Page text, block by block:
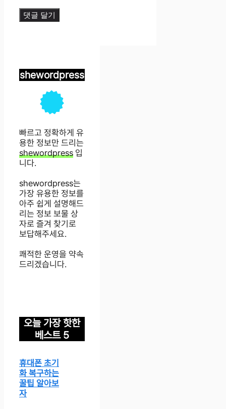
shewordpress
빠르고 정확하게 유
용한 정보만 드리는
shewordpress 입
니다.
shewordpress는
가장 유용한 정보를
아주 쉽게 설명해드
리는 정보 보물 상
자로 즐겨 찾기로
보답해주세요.
쾌적한 운영을 약속
드리겠습니다.
오늘 가장 핫한
베스트 5
휴대폰 초기
화 복구하는
꿀팁 알아보
자